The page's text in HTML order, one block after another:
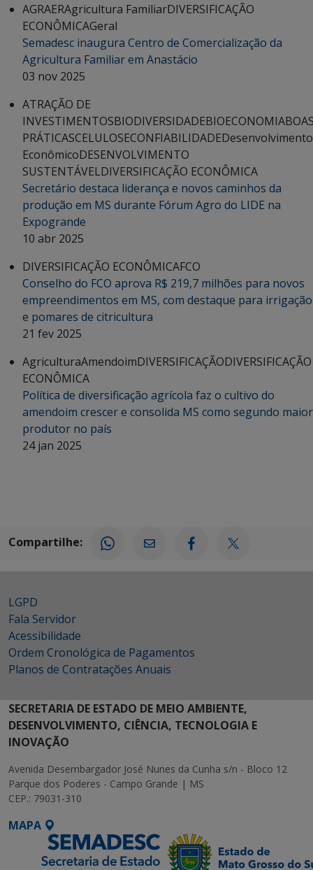
AGRAERAgricultura FamiliarDIVERSIFICAÇÃO
ECONÔMICAGeral
Semadesc inaugura Centro de Comercialização da
Agricultura Familiar em Anastácio
03 nov 2025
ATRAÇÃO DE
INVESTIMENTOSBIODIVERSIDADEBIOECONOMIA
PRÁTICASCELULOSECONFIABILIDADEDesenvolvimento
EconômicoDESENVOLVIMENTO
SUSTENTÁVELDIVERSIFICAÇÃO ECONÔMICA
Secretário destaca liderança e novos caminhos da
produção em MS durante Fórum Agro do LIDE na
Expogrande
10 abr 2025
DIVERSIFICAÇÃO ECONÔMICAFCO
Conselho do FCO aprova R$ 219,7 milhões para novos
empreendimentos em MS, com destaque para irrigação
e pomares de citricultura
21 fev 2025
AgriculturaAmendoimDIVERSIFICAÇÃODIVERSIFICAÇÃO
ECONÔMICA
Política de diversificação agrícola faz o cultivo do
amendoim crescer e consolida MS como segundo maior
produtor no país
24 jan 2025
Compartilhe:
LGPD
Fala Servidor
Acessibilidade
Ordem Cronológica de Pagamentos
Planos de Contratações Anuais
SECRETARIA DE ESTADO DE MEIO AMBIENTE,
DESENVOLVIMENTO, CIÊNCIA, TECNOLOGIA E
INOVAÇÃO
Avenida Desembargador José Nunes da Cunha s/n - Bloco 12
Parque dos Poderes - Campo Grande | MS
CEP.: 79031-310
MAPA